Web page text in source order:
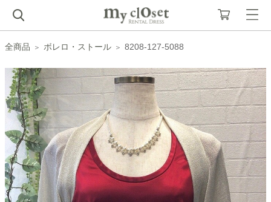
全商品 ボレロ・ストール 8208-127-5088